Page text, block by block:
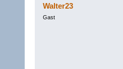
Walter23
Gast